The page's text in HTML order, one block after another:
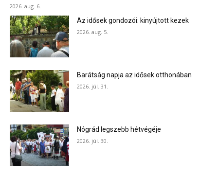
2026. aug. 6.
Az idősek gondozói: kinyújtott kezek
2026. aug. 5.
Barátság napja az idősek otthonában
2026. júl. 31.
Nógrád legszebb hétvégéje
2026. júl. 30.